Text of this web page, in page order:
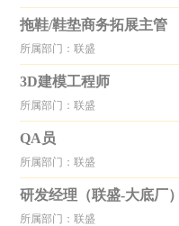
拖鞋/鞋垫商务拓展主管
所属部门：联盛
3D建模工程师
所属部门：联盛
QA员
所属部门：联盛
研发经理（联盛-大底厂）
所属部门：联盛